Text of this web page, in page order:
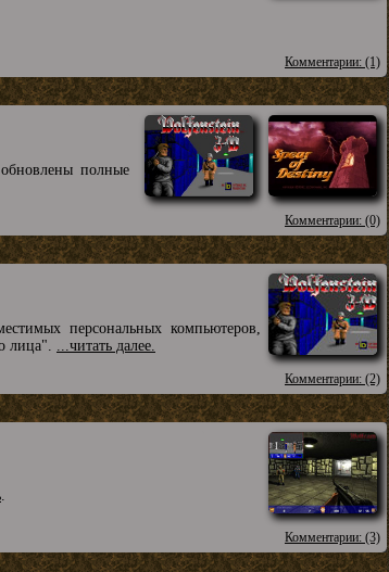
Комментарии: (1)
полные
Комментарии: (0)
персональных компьютеров,
лица". ...читать далее.
Комментарии: (2)
.
Комментарии: (3)